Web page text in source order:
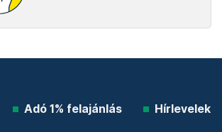
Adó 1% felajánlás Hírlevelek